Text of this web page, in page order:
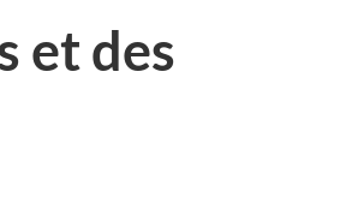
et des